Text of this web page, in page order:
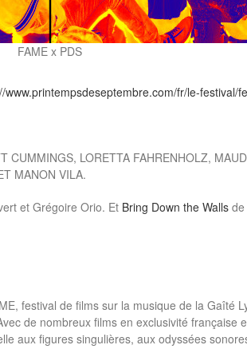
FAME x PDS
www.printempsdeseptembre.com/fr/le-festival/
CUMMINGS, LORETTA FAHRENHOLZ,
MANON VILA.
et Grégoire Orio. Et Bring Down the Wallsde
festival de films sur la musique de la Gaîté
de nombreux films en exclusivité française
aux figures singulières, aux odyssées